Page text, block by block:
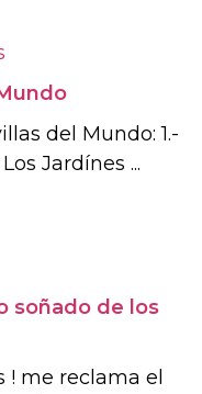
del Mundo: 1.-
Jardínes ...
soñado de los
! me reclama el